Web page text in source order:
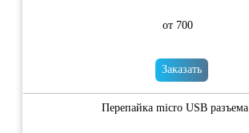
от 700
Заказать
Перепайка micro USB разъема